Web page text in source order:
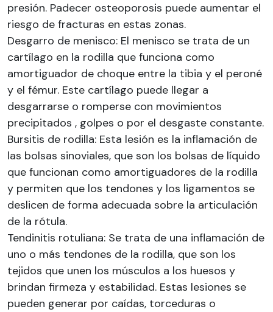
presión. Padecer osteoporosis puede aumentar el
riesgo de fracturas en estas zonas.
Desgarro de menisco: El menisco se trata de un
cartílago en la rodilla que funciona como
amortiguador de choque entre la tibia y el peroné
y el fémur. Este cartílago puede llegar a
desgarrarse o romperse con movimientos
precipitados , golpes o por el desgaste constante.
Bursitis de rodilla: Esta lesión es la inflamación de
las bolsas sinoviales, que son los bolsas de líquido
que funcionan como amortiguadores de la rodilla
y permiten que los tendones y los ligamentos se
deslicen de forma adecuada sobre la articulación
de la rótula.
Tendinitis rotuliana: Se trata de una inflamación de
uno o más tendones de la rodilla, que son los
tejidos que unen los músculos a los huesos y
brindan firmeza y estabilidad. Estas lesiones se
pueden generar por caídas, torceduras o